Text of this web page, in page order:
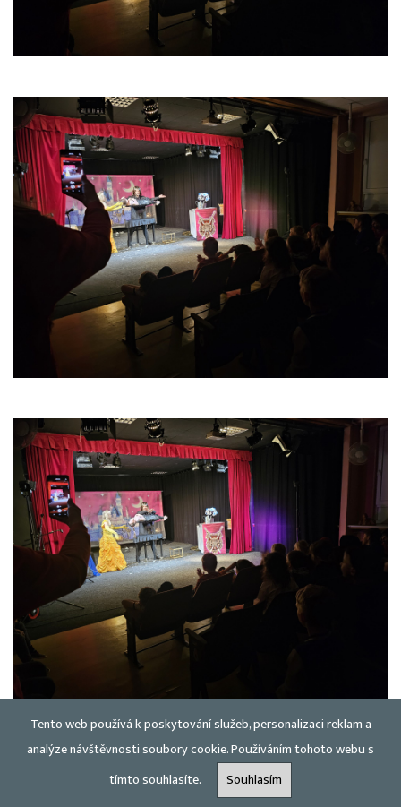
Tento web používá k poskytování služeb, personalizaci reklam a
analýze návštěvnosti soubory cookie. Používáním tohoto webu s
tímto souhlasíte.
Souhlasím